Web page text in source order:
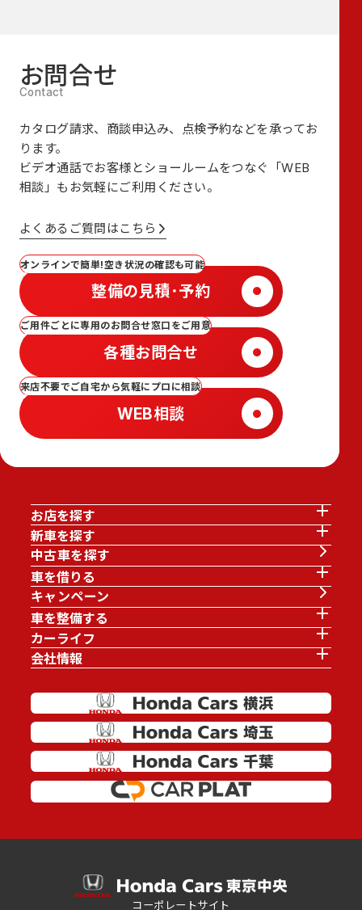
お問合せ
カタログ請求、商談申込み、点検予約などを承ってお
ります。
ビデオ通話でお客様とショールームをつなぐ
「WEB
相談」も お気軽にご利用ください。
よくあるご質問はこちら
オンラインで簡単!空き状況の確認も可能
整備の見積･予約
ご用件ごとに専用のお問合せ窓口をご用意
各種お問合せ
来店不要でご自宅から気軽にプロに相談
WEB相談
お店を探す
新車を探す
中古車を探す
車を借りる
キャンペーン
車を整備する
カーライフ
会社情報
コーポレートサイト